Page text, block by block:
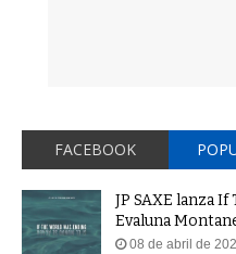
FACEBOOK
JP SAXE lanza
Evaluna
08 de abril de